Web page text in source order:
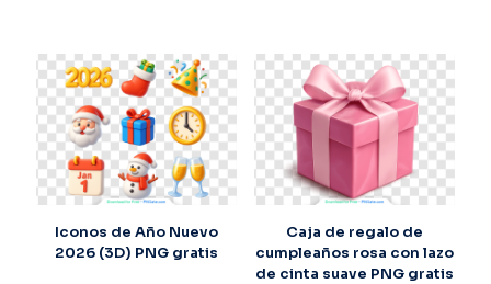
Iconos de Año Nuevo
2026 (3D) PNG gratis
Caja de regalo de
cumpleaños rosa con lazo
de cinta suave PNG gratis